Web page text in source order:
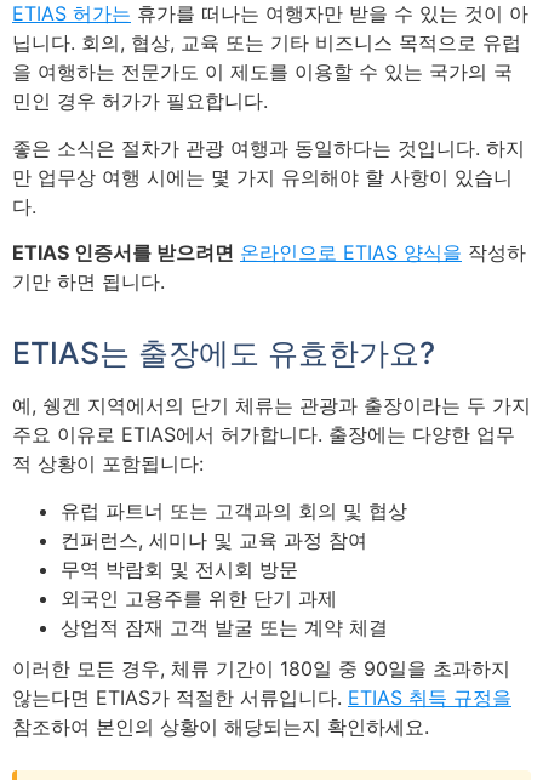
ETIAS 허가는 휴가를 떠나는 여행자만 받을 수 있는 것이 아
닙니다. 회의, 협상, 교육 또는 기타 비즈니스 목적으로 유럽
을 여행하는 전문가도 이 제도를 이용할 수 있는 국가의 국
민인 경우 허가가 필요합니다.
좋은 소식은 절차가 관광 여행과 동일하다는 것입니다. 하지
만 업무상 여행 시에는 몇 가지 유의해야 할 사항이 있습니
다.
ETIAS 인증서를 받으려면 온라인으로 ETIAS 양식을 작성하
기만 하면 됩니다.
ETIAS는 출장에도 유효한가요?
예, 쉥겐 지역에서의 단기 체류는 관광과 출장이라는 두 가지
주요 이유로 ETIAS에서 허가합니다. 출장에는 다양한 업무
적 상황이 포함됩니다:
유럽 파트너 또는 고객과의 회의 및 협상
컨퍼런스, 세미나 및 교육 과정 참여
무역 박람회 및 전시회 방문
외국인 고용주를 위한 단기 과제
상업적 잠재 고객 발굴 또는 계약 체결
이러한 모든 경우, 체류 기간이 180일 중 90일을 초과하지
않는다면 ETIAS가 적절한 서류입니다. ETIAS 취득 규정을
참조하여 본인의 상황이 해당되는지 확인하세요.